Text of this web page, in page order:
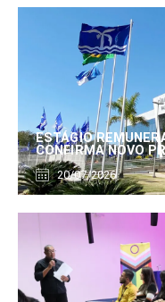
ESTÁGIO
CONFIRMA NOVO
20/07/2026